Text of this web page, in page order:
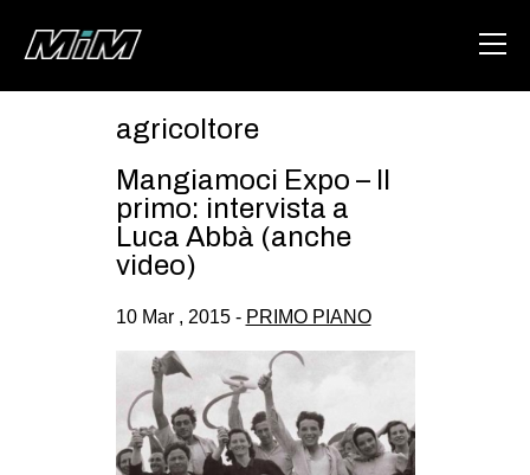
ABOUT
AREA
CSOA LAMBRETTA
MSM
STUDENTI TSUNAMI
agricoltore
Mangiamoci Expo – Il
primo: intervista a
Luca Abbà (anche
video)
10 Mar , 2015 - PRIMO PIANO